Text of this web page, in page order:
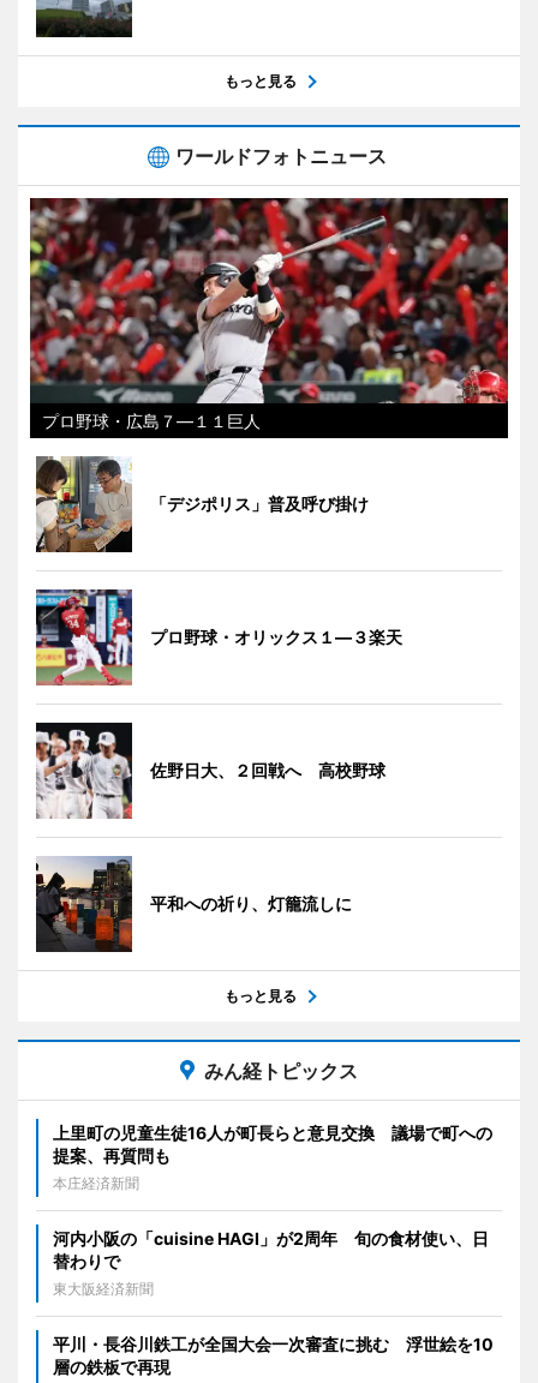
もっと見る
ワールドフォトニュース
プロ野球・広島７―１１巨人
「デジポリス」普及呼び掛け
プロ野球・オリックス１―３楽天
佐野日大、２回戦へ 高校野球
平和への祈り、灯籠流しに
もっと見る
みん経トピックス
上里町の児童生徒16人が町長らと意見交換 議場で町への
提案、再質問も
本庄経済新聞
河内小阪の「cuisine HAGI」が2周年 旬の食材使い、日
替わりで
東大阪経済新聞
平川・長谷川鉄工が全国大会一次審査に挑む 浮世絵を10
層の鉄板で再現